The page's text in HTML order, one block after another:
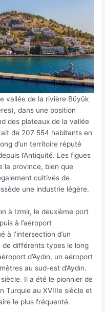
vallée de la rivière Büyük
dans une position
des plateaux de la vallée
de 207 554 habitants en
d’un territoire réputé
l’Antiquité. Les figues
la province, bien que
cultivés de
une industrie légère.
à Izmir, le deuxième port
à l’aéroport
à l’intersection d’un
différents types le long
d’Aydın, un aéroport
au sud-est d’Aydın.
siècle. Il a été le pionnier de
Turquie au XVIIIe siècle et
le plus fréquenté.